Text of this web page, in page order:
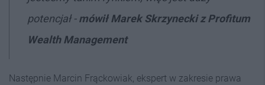
potencjał -mówił Marek Skrzynecki z Profitum
Wealth Management
Następnie Marcin Frąckowiak, ekspert w zakresie prawa